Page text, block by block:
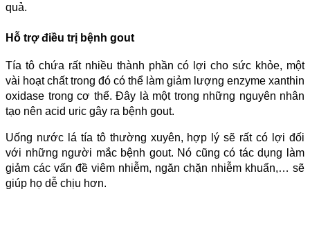
quả.
Hỗ trợ điều trị bệnh gout
Tía tô chứa rất nhiều thành phần có lợi cho sức khỏe, một
vài hoạt chất trong đó có thể làm giảm lượng enzyme xanthin
oxidase trong cơ thể. Đây là một trong những nguyên nhân
tạo nên acid uric gây ra bệnh gout.
Uống nước lá tía tô thường xuyên, hợp lý sẽ rất có lợi đối
với những người mắc bệnh gout. Nó cũng có tác dụng làm
giảm các vấn đề viêm nhiễm, ngăn chặn nhiễm khuẩn,… sẽ
giúp họ dễ chịu hơn.